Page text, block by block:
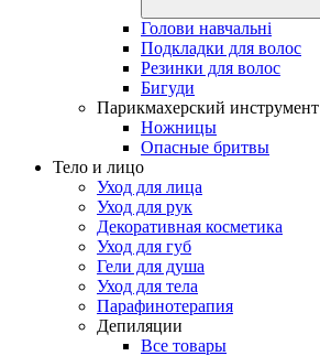
Голови навчальні
Подкладки для волос
Резинки для волос
Бигуди
Парикмахерский инструмент
Ножницы
Опасные бритвы
Тело и лицо
Уход для лица
Уход для рук
Декоративная косметика
Уход для губ
Гели для душа
Уход для тела
Парафинотерапия
Депиляции
Все товары